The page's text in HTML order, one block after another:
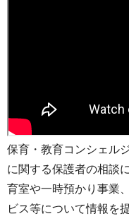
保育・教育コンシェル
に関する保護者の相談
育室や一時預かり事業
ビス等について情報を